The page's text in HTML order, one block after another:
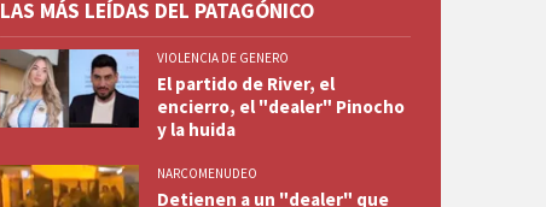
LAS MÁS LEÍDAS DEL PATAGÓNICO
VIOLENCIA DE GENERO
El partido de River, el
encierro, el "dealer" Pinocho
y la huida
NARCOMENUDEO
Detienen a un "dealer" que